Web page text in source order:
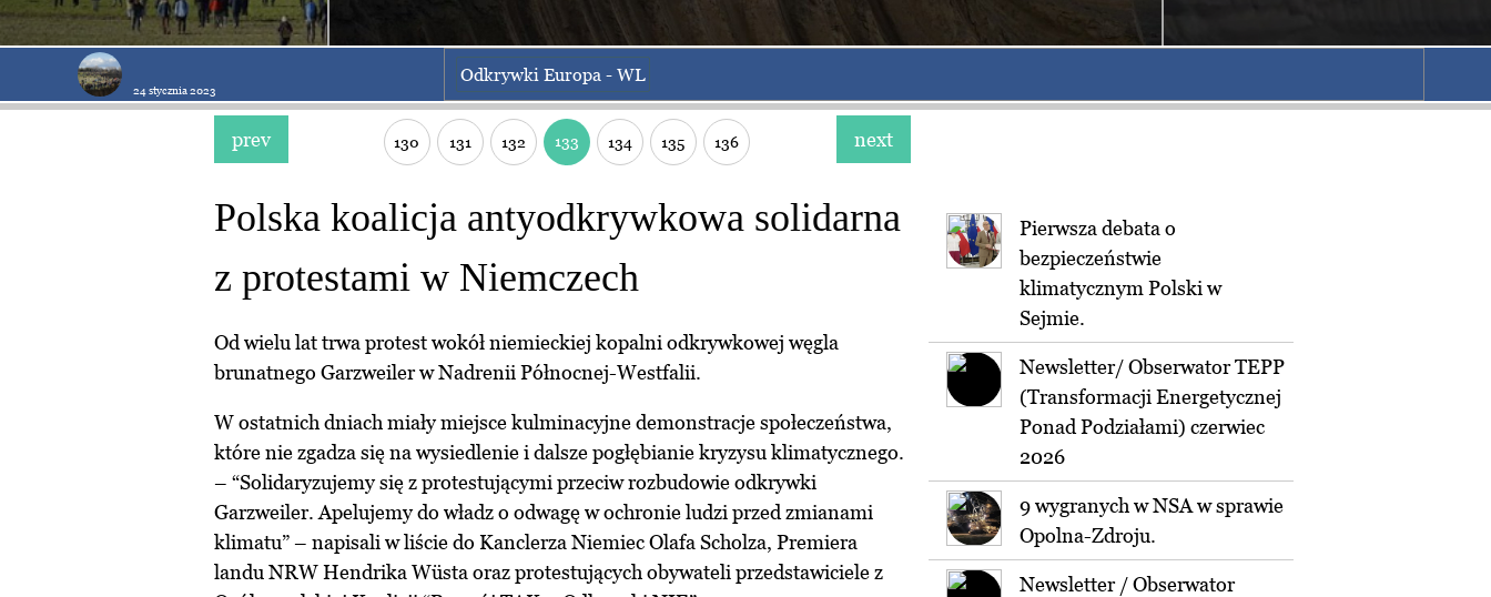
24 stycznia 2023
Odkrywki Europa - WL
prev 130 131 132 133 134 135 136 next
Polska koalicja antyodkrywkowa solidarna
z protestami w Niemczech
Od wielu lat trwa protest wokół niemieckiej kopalni odkrywkowej węgla
brunatnego Garzweiler w Nadrenii Północnej-Westfalii.
W ostatnich dniach miały miejsce kulminacyjne demonstracje społeczeństwa,
które nie zgadza się na wysiedlenie i dalsze pogłębianie kryzysu klimatycznego.
– “Solidaryzujemy się z protestującymi przeciw rozbudowie odkrywki
Garzweiler. Apelujemy do władz o odwagę w ochronie ludzi przed zmianami
klimatu” – napisali w liście do Kanclerza Niemiec Olafa Scholza, Premiera
landu NRW Hendrika Wüsta oraz protestujących obywateli przedstawiciele z
Pierwsza debata o
bezpieczeństwie
klimatycznym Polski w
Sejmie.
Newsletter/ Obserwator TEPP
(Transformacji Energetycznej
Ponad Podziałami) czerwiec
2026
9 wygranych w NSA w sprawie
Opolna-Zdroju.
Newsletter / Obserwator